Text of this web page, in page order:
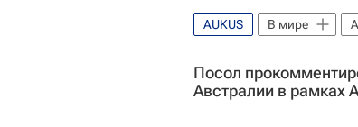
AUKUS В мире
Посол
Австралии в рамках